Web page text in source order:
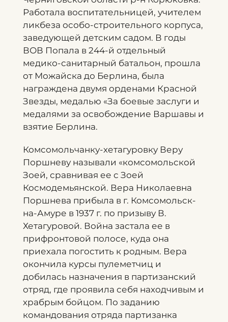
Работала воспитательницей, учителем
ликбеза особо-строительного корпуса,
заведующей детским садом. В годы
ВОВ Попала в 244-й отдельный
медико-санитарный батальон, прошла
от Можайска до Берлина, была
награждена двумя орденами Красной
Звезды, медалью «За боевые заслуги и
медалями за освобождение Варшавы и
взятие Берлина.
Комсомольчанку-хетагуровку Веру
Поршневу называли «комсомольской
Зоей, сравнивая ее с Зоей
Космодемьянской. Вера Николаевна
Поршнева прибыла в г. Комсомольск-
на-Амуре в 1937 г. по призыву В.
Хетагуровой. Война застала ее в
прифронтовой полосе, куда она
приехала погостить к родным. Вера
окончила курсы пулеметчиц и
добилась назначения в партизанский
отряд, где проявила себя находчивым и
храбрым бойцом. По заданию
командования отряда партизанка